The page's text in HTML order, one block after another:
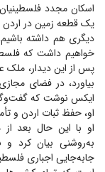
اسکان مجدد
یک قطعه زمین در
دیگری هم داشته
خواهیم داشت که
پس از این دیدار، ملک
بیاورد، در فضای
ایکس نوشت که
او، حفظ ثبات اردن و
او با این حال بعد
به‌روشنی بیان کرد
جابه‌جایی اجباری